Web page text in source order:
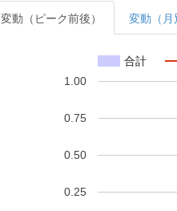
変動（ピーク前後） 変動（月
合計
0.25
0.50
0.75
1.00